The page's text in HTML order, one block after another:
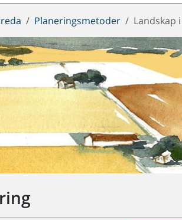
Planeringsmetoder Landskap